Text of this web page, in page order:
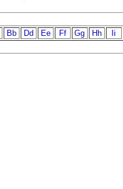
Bb Dd Ee Ff Gg Hh Ii